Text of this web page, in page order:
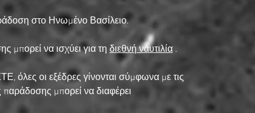
στο Ηνωμένο Βασίλειο.
μπορεί να ισχύει για τη διεθνή ναυτιλία .
οι εξέδρες γίνονται σύμφωνα με τις
μπορεί να διαφέρει